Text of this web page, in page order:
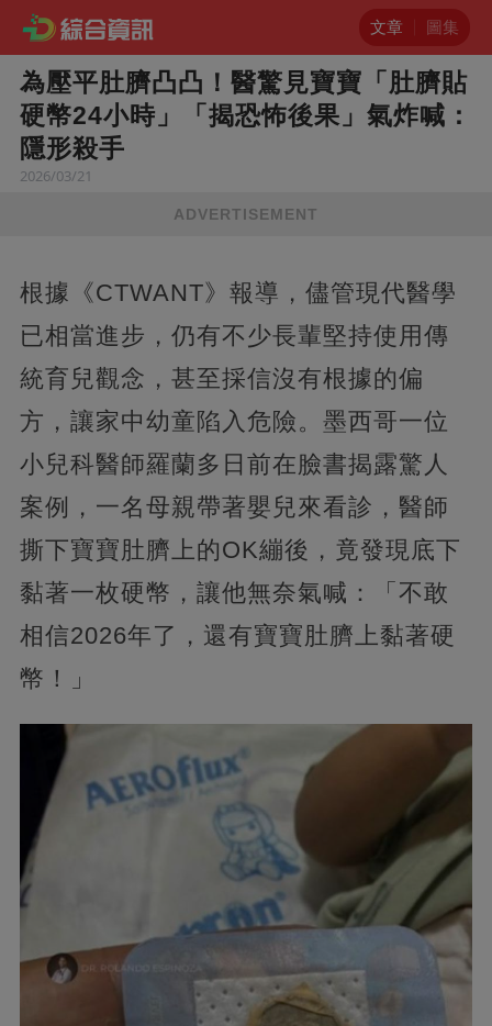
文章 圖集
為壓平肚臍凸凸！醫驚見寶寶「肚臍貼
硬幣24小時」「揭恐怖後果」氣炸喊：
隱形殺手
2026/03/21
ADVERTISEMENT
根據《CTWANT》報導，儘管現代醫學
已相當進步，仍有不少長輩堅持使用傳
統育兒觀念，甚至採信沒有根據的偏
方，讓家中幼童陷入危險。墨西哥一位
小兒科醫師羅蘭多日前在臉書揭露驚人
案例，一名母親帶著嬰兒來看診，醫師
撕下寶寶肚臍上的OK繃後，竟發現底下
黏著一枚硬幣，讓他無奈氣喊：「不敢
相信2026年了，還有寶寶肚臍上黏著硬
幣！」